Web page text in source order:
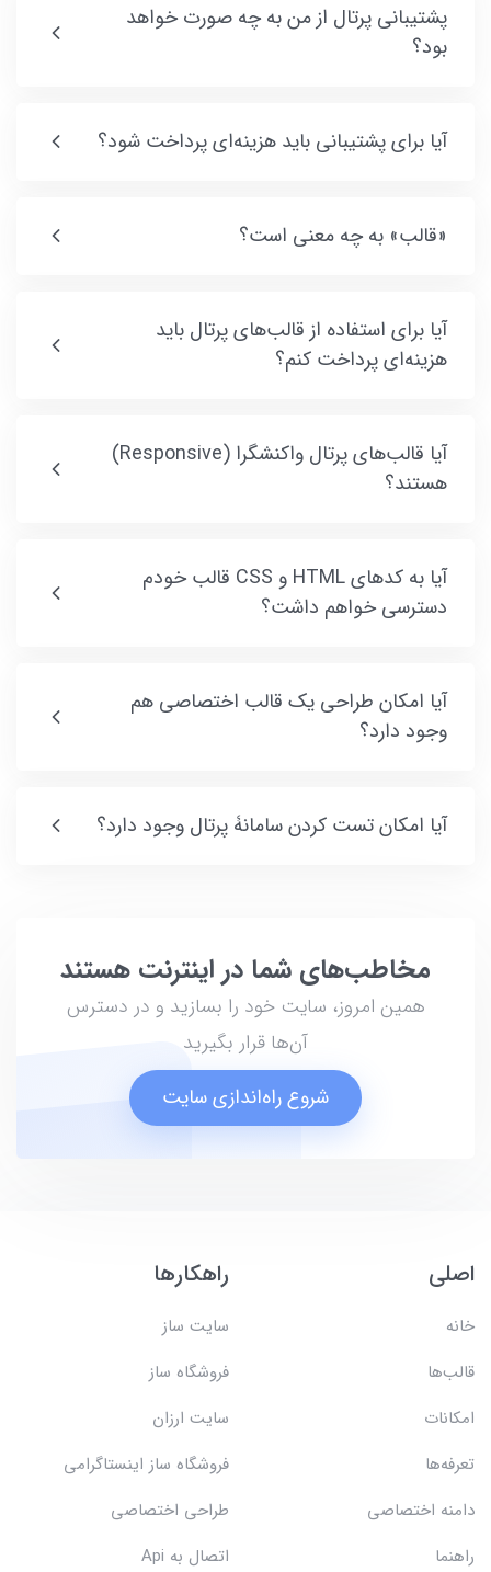
پشتیبانی پرتال از من به چه صورت خواهد
بود؟
آیا برای پشتیبانی باید هزینه‌ای پرداخت شود؟
«قالب» به چه معنی است؟
آیا برای استفاده از قالب‌های پرتال باید
هزینه‌ای پرداخت کنم؟
آیا قالب‌های پرتال واکنشگرا (Responsive)
هستند؟
آیا به کدهای HTML و CSS قالب خودم
دسترسی خواهم داشت؟
آیا امکان طراحی یک قالب اختصاصی هم
وجود دارد؟
آیا امکان تست کردن سامانۀ پرتال وجود دارد؟
مخاطب‌های شما در اینترنت هستند
همین امروز، سایت خود را بسازید و در دسترس
آن‌ها قرار بگیرید
شروع راه‌اندازی سایت
اصلی
خانه
قالب‌ها
امکانات
تعرفه‌ها
دامنه اختصاصی
راهنما
راهکارها
سایت ساز
فروشگاه ساز
سایت ارزان
فروشگاه ساز اینستاگرامی
طراحی اختصاصی
اتصال به Api